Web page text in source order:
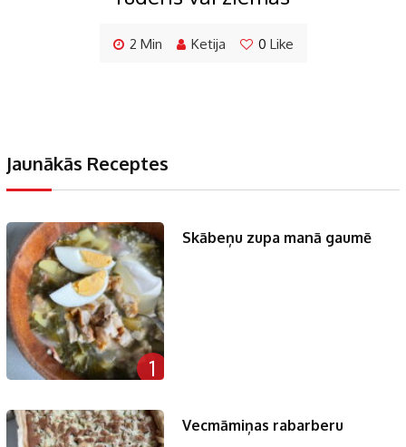
2 Min Ketija 0 Like
Jaunākās Receptes
1
Skābeņu zupa manā gaumē
Vecmāmiņas rabarberu